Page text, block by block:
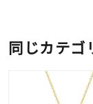
同じカテゴ